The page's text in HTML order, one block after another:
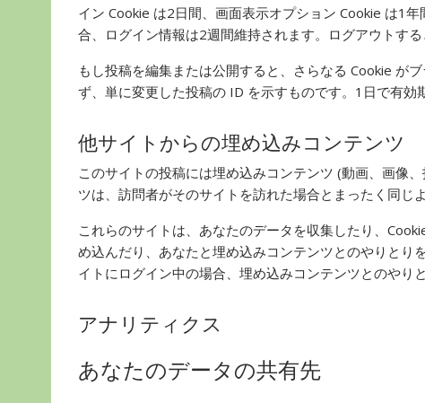
イン Cookie は2日間、画面表示オプション Cookie は1
合、ログイン情報は2週間維持されます。ログアウトする
もし投稿を編集または公開すると、さらなる Cookie が
ず、単に変更した投稿の ID を示すものです。1日で有効
他サイトからの埋め込みコンテンツ
このサイトの投稿には埋め込みコンテンツ (動画、画像
ツは、訪問者がそのサイトを訪れた場合とまったく同じ
これらのサイトは、あなたのデータを収集したり、
め込んだり、あなたと埋め込みコンテンツとのやりとり
イトにログイン中の場合、埋め込みコンテンツとのやり
アナリティクス
あなたのデータの共有先